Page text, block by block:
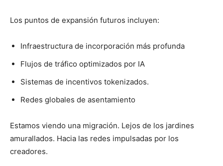
Los puntos de expansión futuros incluyen:
Infraestructura de incorporación más profunda
Flujos de tráfico optimizados por IA
Sistemas de incentivos tokenizados.
Redes globales de asentamiento
Estamos viendo una migración. Lejos de los jardines
amurallados. Hacia las redes impulsadas por los
creadores.